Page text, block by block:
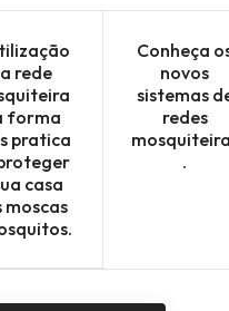
rede
forma
pratica
casa
moscas
Conheça
novos
sistemas
redes
.